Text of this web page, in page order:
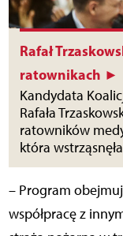
Rafał
ratownikach ►
Kandydata
Rafała
ratowników
która
– Program
współpracę z